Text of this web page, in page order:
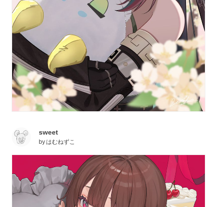
sweet
byはむねずこ